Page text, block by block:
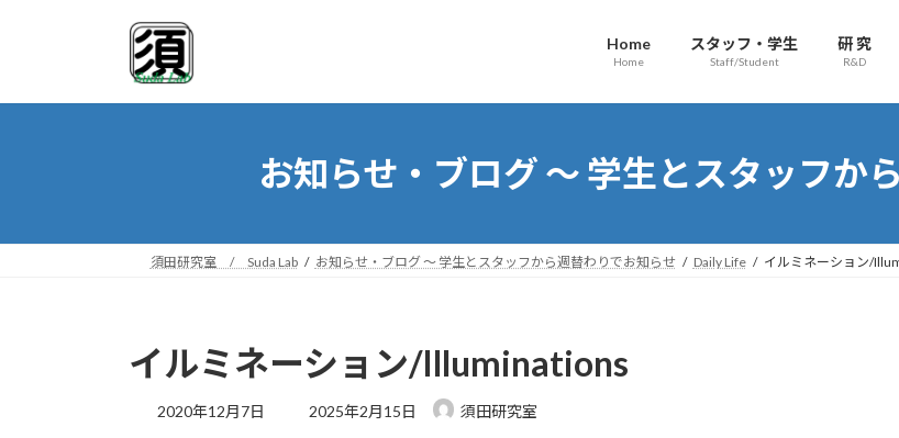
プ
動
Home
Home
スタッフ・学生
Staff/Student
研 究
R&D
お知らせ・ブログ ～ 学生とスタッフか
須田研究室 / Suda Lab お知らせ・ブログ ～ 学生とスタッフから週替わりでお知らせ Daily Life イルミネーション/
イルミネーション/Illuminations
2020年12月7日
最
2025年2月15日 須田研究室